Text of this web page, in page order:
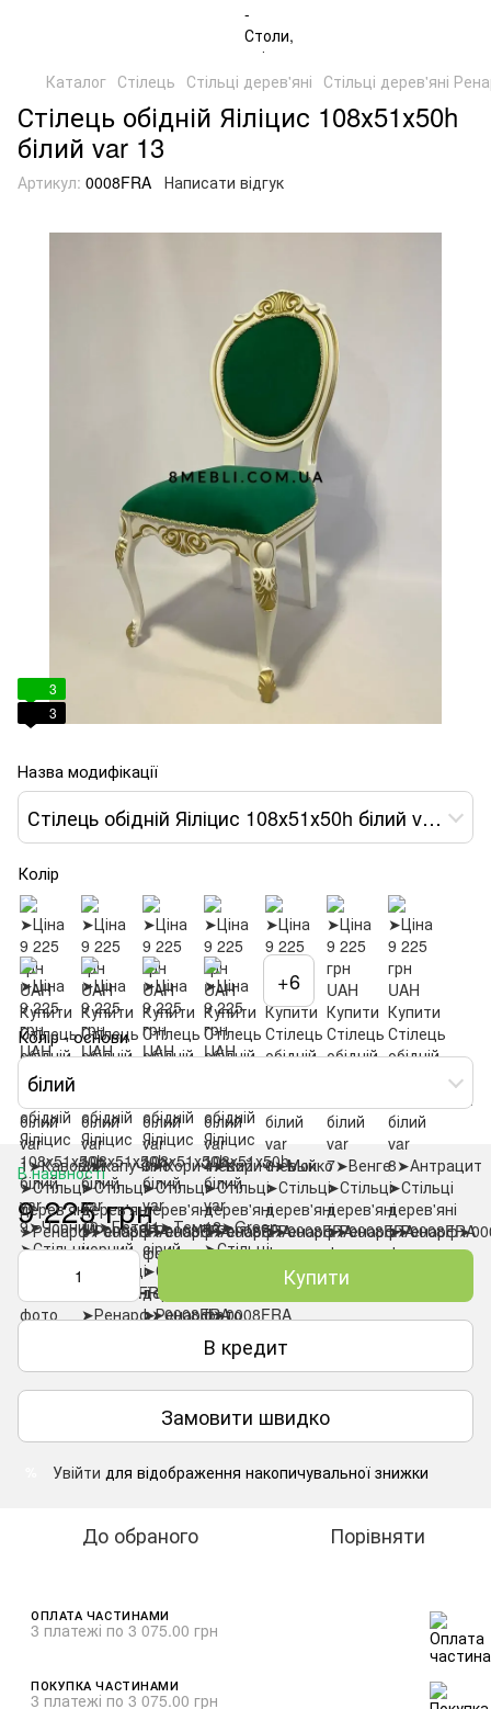
Каталог Стілець Стільці дерев'яні Стільці дерев'яні
Стілець обідній Яіліцис 108х51х50h
білий var 13
Артикул: 0008FRA Написати відгук
3
3
Назва модифікації
Стілець обідній Яіліцис 108х51х50h білий var 13
Колір
+6
Колір - основи
білий
В наявності
9 225 грн
Купити
В кредит
Замовити швидко
Увійти для відображення накопичувальної знижки
До обраного Порівняти
ОПЛАТА ЧАСТИНАМИ
3 платежі по 3 075.00 грн
ПОКУПКА ЧАСТИНАМИ
3 платежі по 3 075.00 грн